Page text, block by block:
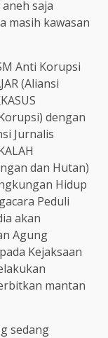
saja
masih kawasan
Anti Korupsi
(Aliansi
dengan
Jurnalis
dan Hutan)
Hidup
Peduli
akan
Agung
Kejaksaan
mantan
sedang